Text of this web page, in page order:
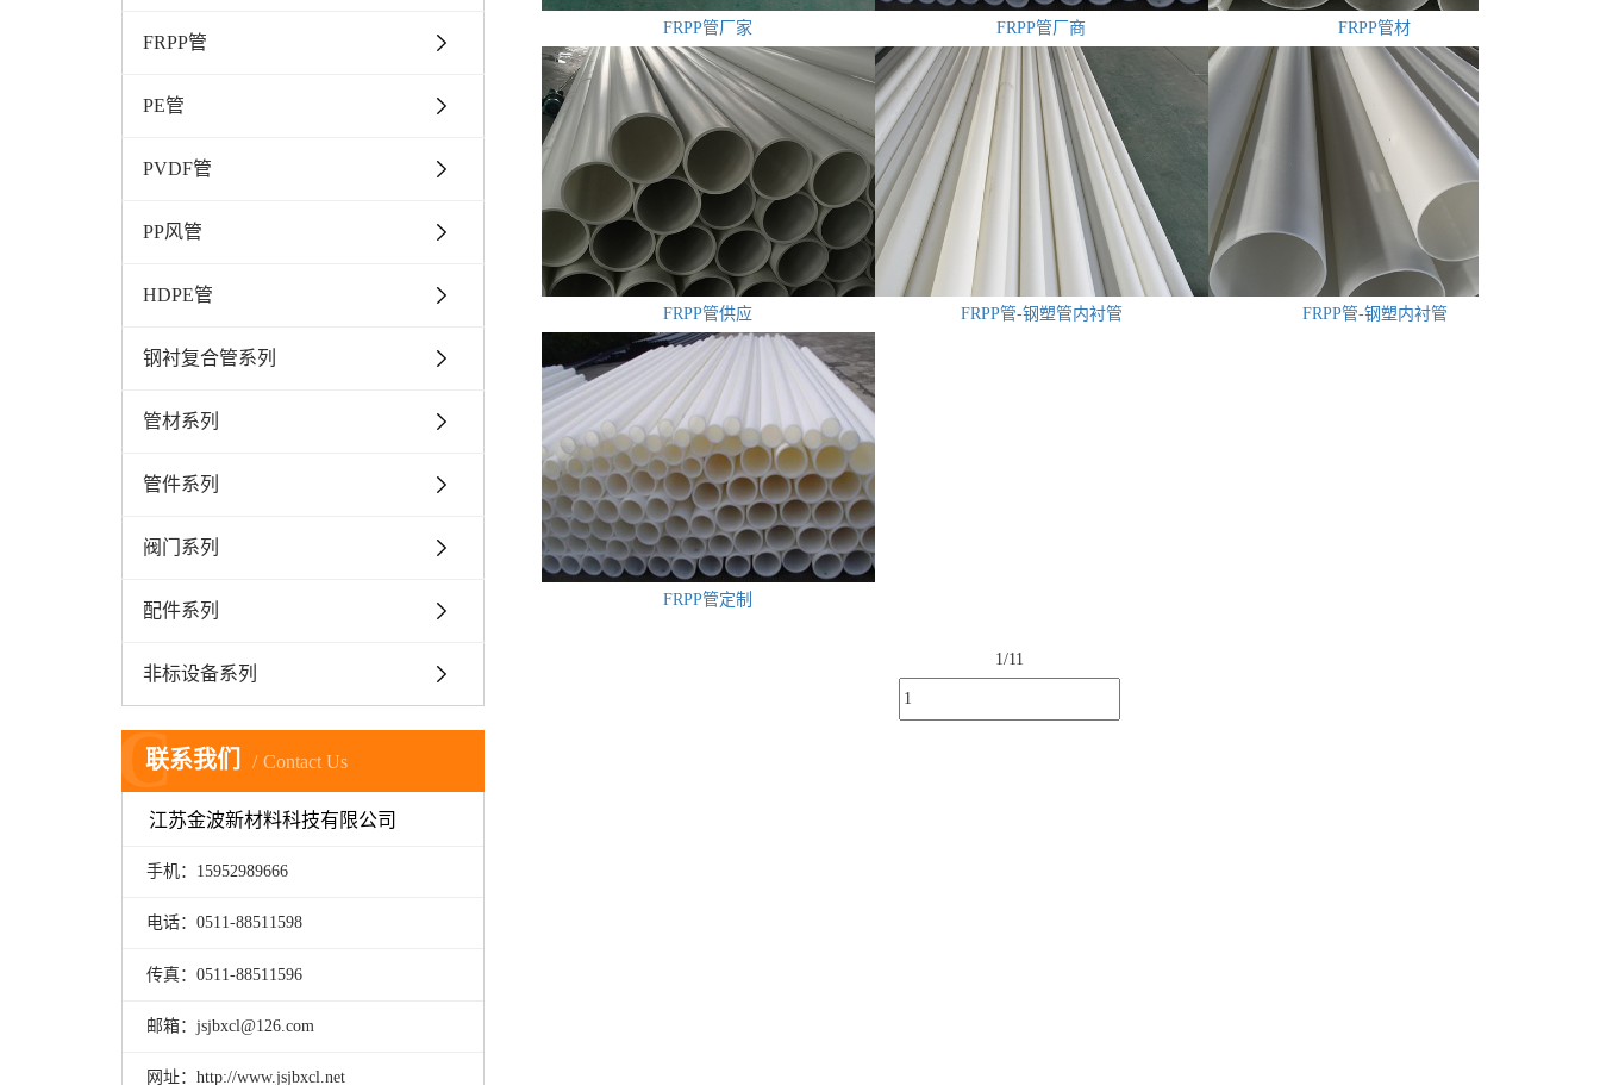
FRPP管
PE管
PVDF管
PP风管
HDPE管
钢衬复合管系列
管材系列
管件系列
阀门系列
配件系列
非标设备系列
联系我们 Contact Us
C
江苏金波新材料科技有限公司
手机：15952989666
电话：0511-88511598
传真：0511-88511596
邮箱：jsjbxcl@126.com
网址：http://www.jsjbxcl.net
FRPP管厂家 FRPP管厂商 FRPP管材
FRPP管供应 FRPP管-钢塑管内衬管 FRPP管-钢塑内衬管
FRPP管定制
1/11